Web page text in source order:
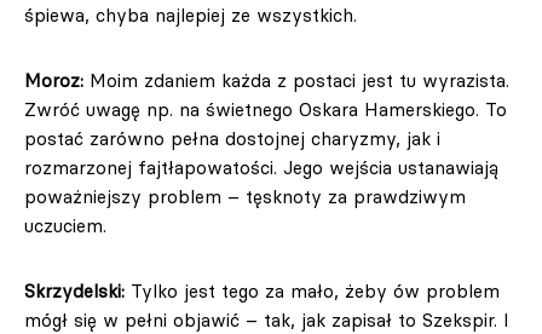
śpiewa, chyba najlepiej ze wszystkich.
Moroz: Moim zdaniem każda z postaci jest tu wyrazista.
Zwróć uwagę np. na świetnego Oskara Hamerskiego. To
postać zarówno pełna dostojnej charyzmy, jak i
rozmarzonej fajtłapowatości. Jego wejścia ustanawiają
poważniejszy problem – tęsknoty za prawdziwym
uczuciem.
Skrzydelski: Tylko jest tego za mało, żeby ów problem
mógł się w pełni objawić – tak, jak zapisał to Szekspir. I